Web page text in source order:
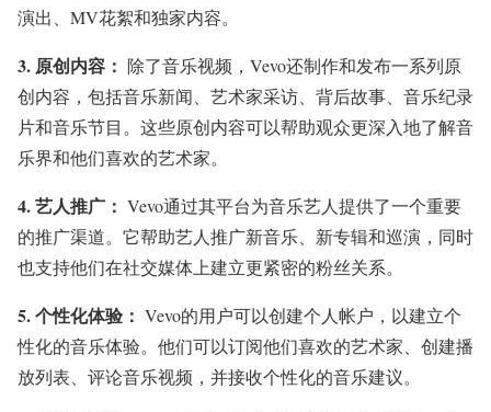
演出、MV花絮和独家内容。
3. 原创内容： 除了音乐视频，Vevo还制作和发布一系列原
创内容，包括音乐新闻、艺术家采访、背后故事、音乐纪录
片和音乐节目。这些原创内容可以帮助观众更深入地了解音
乐界和他们喜欢的艺术家。
4.艺人推广： Vevo通过其平台为音乐艺人提供了一个重要
的推广渠道。它帮助艺人推广新音乐、新专辑和巡演，同时
也支持他们在社交媒体上建立更紧密的粉丝关系。
5.个性化体验： Vevo的用户可以创建个人帐户，以建立个
性化的音乐体验。他们可以订阅他们喜欢的艺术家、创建播
放列表、评论音乐视频，并接收个性化的音乐建议。